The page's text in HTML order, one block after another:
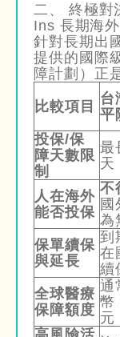
二、 終極
Ins 長期海
針對長期出
提供的國際
障計劃）正
比較項目
台
平
投保/保
障天數限
制
最
天
人在海外
能否投保
不
國
為
保單續保
與延長
到
在
續
全球醫療
保障額度
通
幣
元